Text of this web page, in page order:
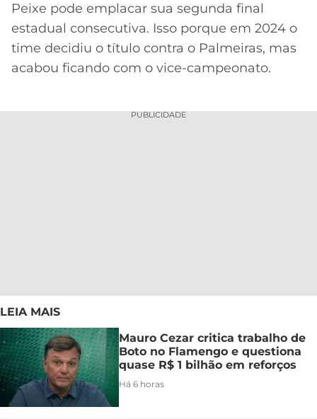
Peixe pode emplacar sua segunda final
estadual consecutiva. Isso porque em 2024 o
time decidiu o título contra o Palmeiras, mas
acabou ficando com o vice-campeonato.
PUBLICIDADE
LEIA MAIS
Mauro Cezar critica trabalho de
Boto no Flamengo e questiona
quase R$ 1 bilhão em reforços
Há 6 horas